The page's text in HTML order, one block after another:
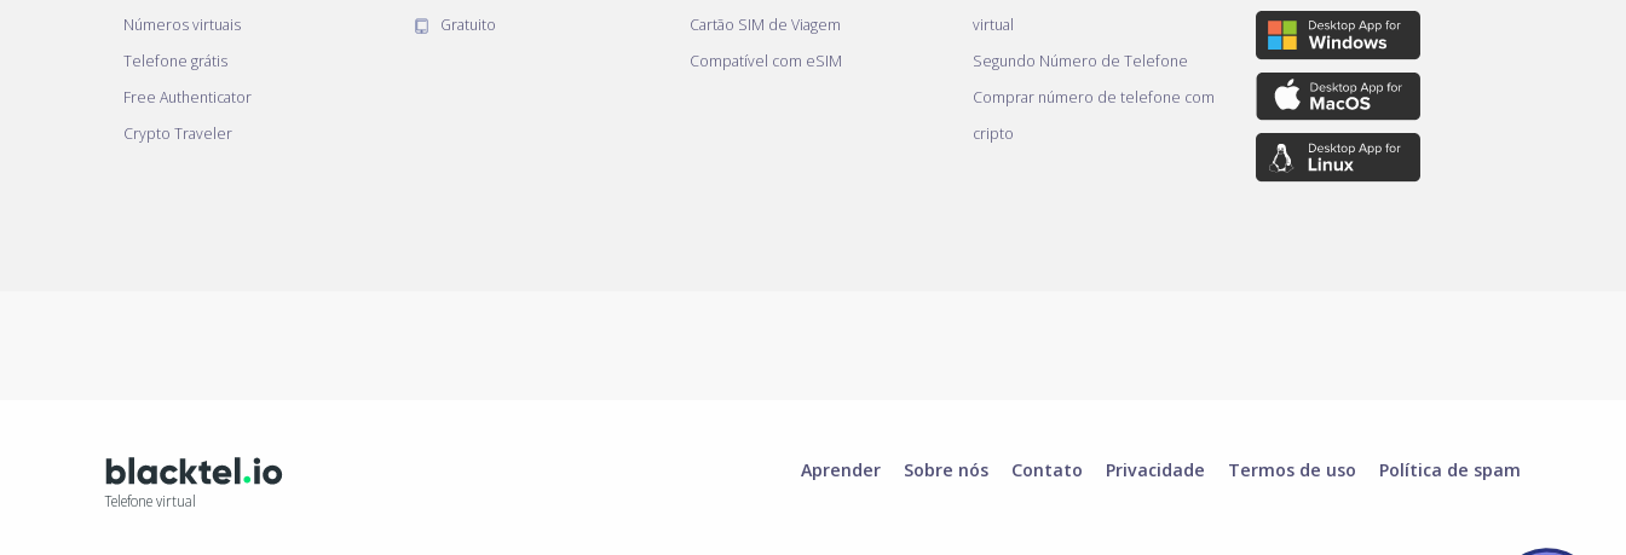
Números virtuais
Telefone grátis
Free Authenticator
Crypto Traveler
Gratuito
Cartão SIM de Viagem
Compatível com eSIM
virtual
Segundo Número de Telefone
Comprar número de telefone com
cripto
Telefone virtual
Aprender Sobre nós Contato Privacidade Termos de uso Política de spam